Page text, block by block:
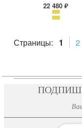
22 480 ₽
Страницы: 1 2